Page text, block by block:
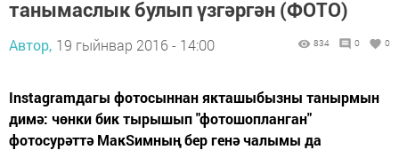
танымаслык булып үзгәргән (ФОТО)
Автор, 19 гыйнвар 2016 - 14:00 834 0 0
Instagramдагы фотосыннан якташыбызны танырмын
димә: чөнки бик тырышып "фотошопланган"
фотосурәттә МакSимның бер генә чалымы да